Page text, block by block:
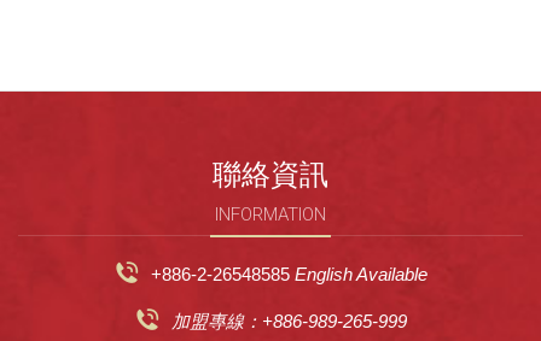
聯絡資訊
INFORMATION
+886-2-26548585 English Available
加盟專線：+886-989-265-999